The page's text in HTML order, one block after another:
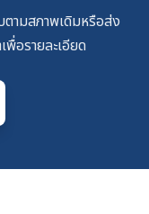
ามสภาพเดิมหรือส่ง
อรายละเอียด